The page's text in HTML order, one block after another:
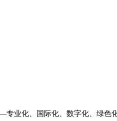
业化、国际化、数字化、绿